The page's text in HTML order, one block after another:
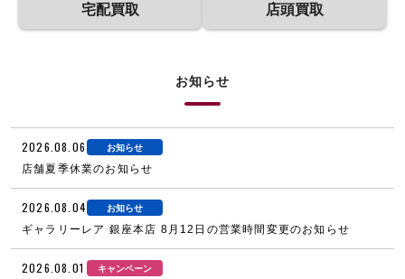
宅配買取 店頭買取
お知らせ
2026.08.06 お知らせ
店舗夏季休業のお知らせ
2026.08.04 お知らせ
ギャラリーレア 銀座本店 8月12日の営業時間変更のお知らせ
2026.08.01 キャンペーン